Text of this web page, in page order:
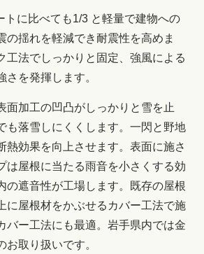
トに比べても1/3 と軽量で建物への
の揺れを軽減でき耐震性を高めま
工法でしっかりと固定、強風による
さを発揮します。
面加工の凹凸がしっかりと雪を止
も落雪しにくくします。一閃と野地
熱効果を向上させます。表面に施さ
は屋根に当たる雨音を小さくする効
の遮音性が工場します。既存の屋根
に屋根材をかぶせるカバー工法で施
バー工法にも最適。岩手県内では金
お取り扱いです。